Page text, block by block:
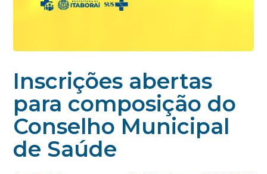
Inscrições abertas
para composição do
Conselho Municipal
de Saúde